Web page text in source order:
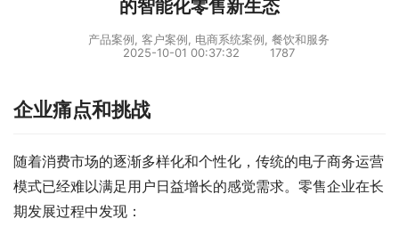
的智能化零售新生态
产品案例 客户案例 电商系统案例 餐饮和服务
2025-10-01 00:37:32
1787
企业痛点和挑战
随着消费市场的逐渐多样化和个性化，传统的电子商务运营
模式已经难以满足用户日益增长的感觉需求。零售企业在长
期发展过程中发现：